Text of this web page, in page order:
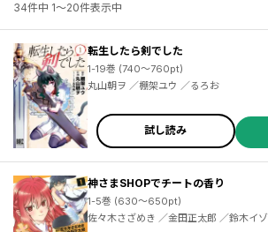
34件中 1～20件表示中
転生したら剣でした
1-19巻 (740～760pt)
丸山朝ヲ ／棚架ユウ ／るろお
試し読み
神さまSHOPでチートの香り
1-5巻 (630～650pt)
佐々木さざめき ／金田正太郎 ／鈴木イゾ